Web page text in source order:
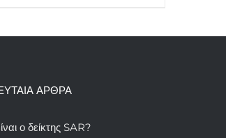
ΑΡΘΡΑ
ο δείκτης SAR?